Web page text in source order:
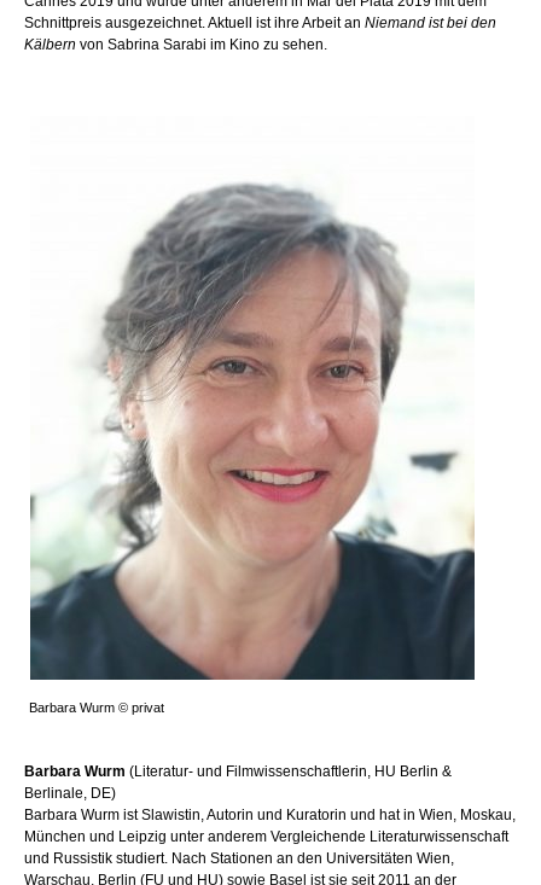
Schnittpreis ausgezeichnet. Aktuell ist ihre Arbeit an Niemand ist bei den
Kälbern von Sabrina Sarabi im Kino zu sehen.
Barbara Wurm © privat
Barbara Wurm (Literatur- und Filmwissenschaftlerin, HU Berlin &
Berlinale, DE)
Barbara Wurm ist Slawistin, Autorin und Kuratorin und hat in Wien, Moskau,
München und Leipzig unter anderem Vergleichende Literaturwissenschaft
und Russistik studiert. Nach Stationen an den Universitäten Wien,
Warschau, Berlin (FU und HU) sowie Basel ist sie seit 2011 an der